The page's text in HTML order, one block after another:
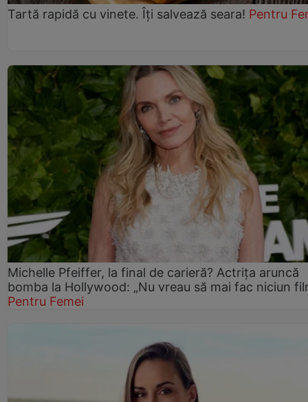
Tartă rapidă cu vinete. Îți salvează seara! Pentru
Michelle Pfeiffer, la final de carieră? Actrița aruncă
bomba la Hollywood: „Nu vreau să mai fac niciun
Pentru Femei